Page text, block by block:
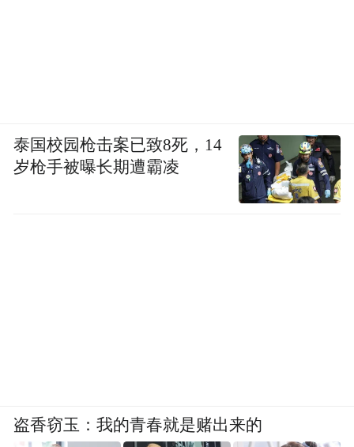
泰国校园枪击案已致8死，14
岁枪手被曝长期遭霸凌
盗香窃玉：我的青春就是赌出来的